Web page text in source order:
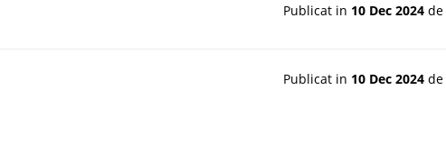
Publicat in 10 Dec 2024 de
Publicat in 10 Dec 2024 de